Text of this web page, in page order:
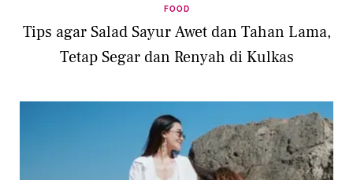
FOOD
Tips agar Salad Sayur Awet dan Tahan Lama,
Tetap Segar dan Renyah di Kulkas